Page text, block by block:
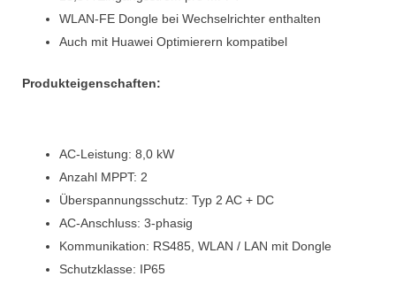
WLAN-FE Dongle bei Wechselrichter enthalten
Auch mit Huawei Optimierern kompatibel
Produkteigenschaften:
AC-Leistung: 8,0 kW
Anzahl MPPT: 2
Überspannungsschutz: Typ 2 AC + DC
AC-Anschluss: 3-phasig
Kommunikation: RS485, WLAN / LAN mit Dongle
Schutzklasse: IP65